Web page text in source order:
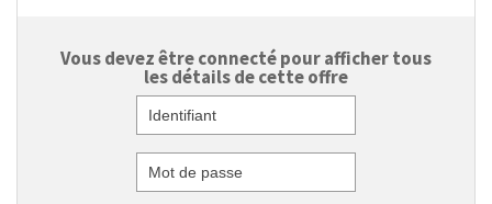
Vous devez être connecté pour afficher tous
les détails de cette offre
Identifiant
Mot de passe